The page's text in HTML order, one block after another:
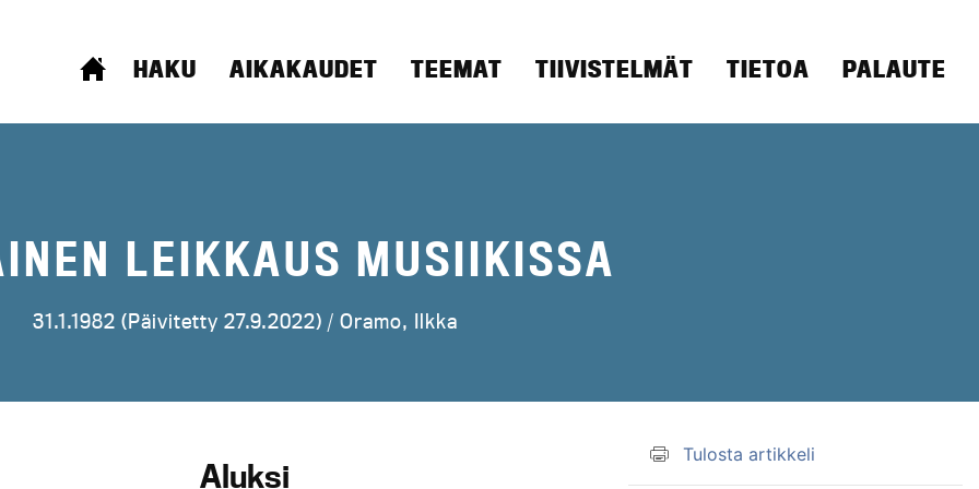
ETUSIVU
HAKU AIKAKAUDET TEEMAT TIIVISTELMÄT TIETOA PALAUTE
LEIKKAUS MUSIIKISSA
31.1.1982 (Päivitetty 27.9.2022) / Oramo, Ilkka
Aluksi
Tulosta artikkeli